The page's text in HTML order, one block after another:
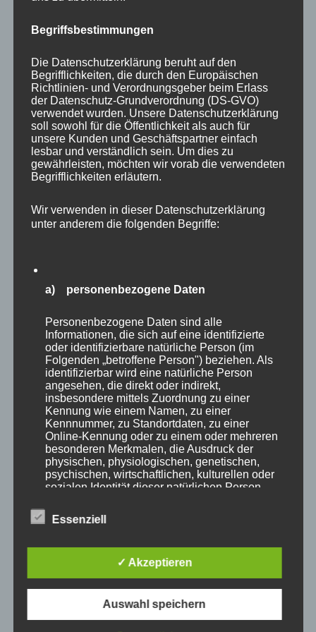
Autor
adminmp
Veröffentlicht
am
10. Januar 2022 Kategorien
Aktuelle Fakten und
Umfragen
Schlagwörter
Depression,Erfolg,Führung,Führungskräfte
gesund führen,Gesundheit,New Leadership,
Selbstfüsorge,Selbstreflexion,Suizid,Verantwortung
work-life-balance,Zufriedenheit
Schreibe einen
Kommentarzu
Depressionen
verbreitet
MP Mario Porten
Beratung
Training
Coaching
NEWS ABONNIEREN?
Begriffsbestimmungen
Die Datenschutzerklärung beruht auf den
Begrifflichkeiten, die durch den Europäischen
Richtlinien- und Verordnungsgeber beim Erlass
der Datenschutz-Grundverordnung (DS-GVO)
verwendet wurden. Unsere Datenschutzerklärung
soll sowohl für die Öffentlichkeit als auch für
unsere Kunden und Geschäftspartner einfach
lesbar und verständlich sein. Um dies zu
gewährleisten, möchten wir vorab die verwendeten
Begrifflichkeiten erläutern.
Wir verwenden in dieser Datenschutzerklärung
unter anderem die folgenden Begriffe:
a) personenbezogene Daten
Personenbezogene Daten sind alle
Informationen, die sich auf eine identifizierte
oder identifizierbare natürliche Person (im
Folgenden „betroffene Person") beziehen. Als
identifizierbar wird eine natürliche Person
angesehen, die direkt oder indirekt,
insbesondere mittels Zuordnung zu einer
Kennung wie einem Namen, zu einer
Kennnummer, zu Standortdaten, zu einer
Online-Kennung oder zu einem oder mehreren
besonderen Merkmalen, die Ausdruck der
physischen, physiologischen, genetischen,
psychischen, wirtschaftlichen, kulturellen oder
sozialen Identität dieser natürlichen Person
b) betroffene Person
Betroffene Person ist jede identifizierte oder
identifizierbare natürliche Person, deren
personenbezogene Daten von dem für die
Essenziell
✓ Akzeptieren
Auswahl speichern